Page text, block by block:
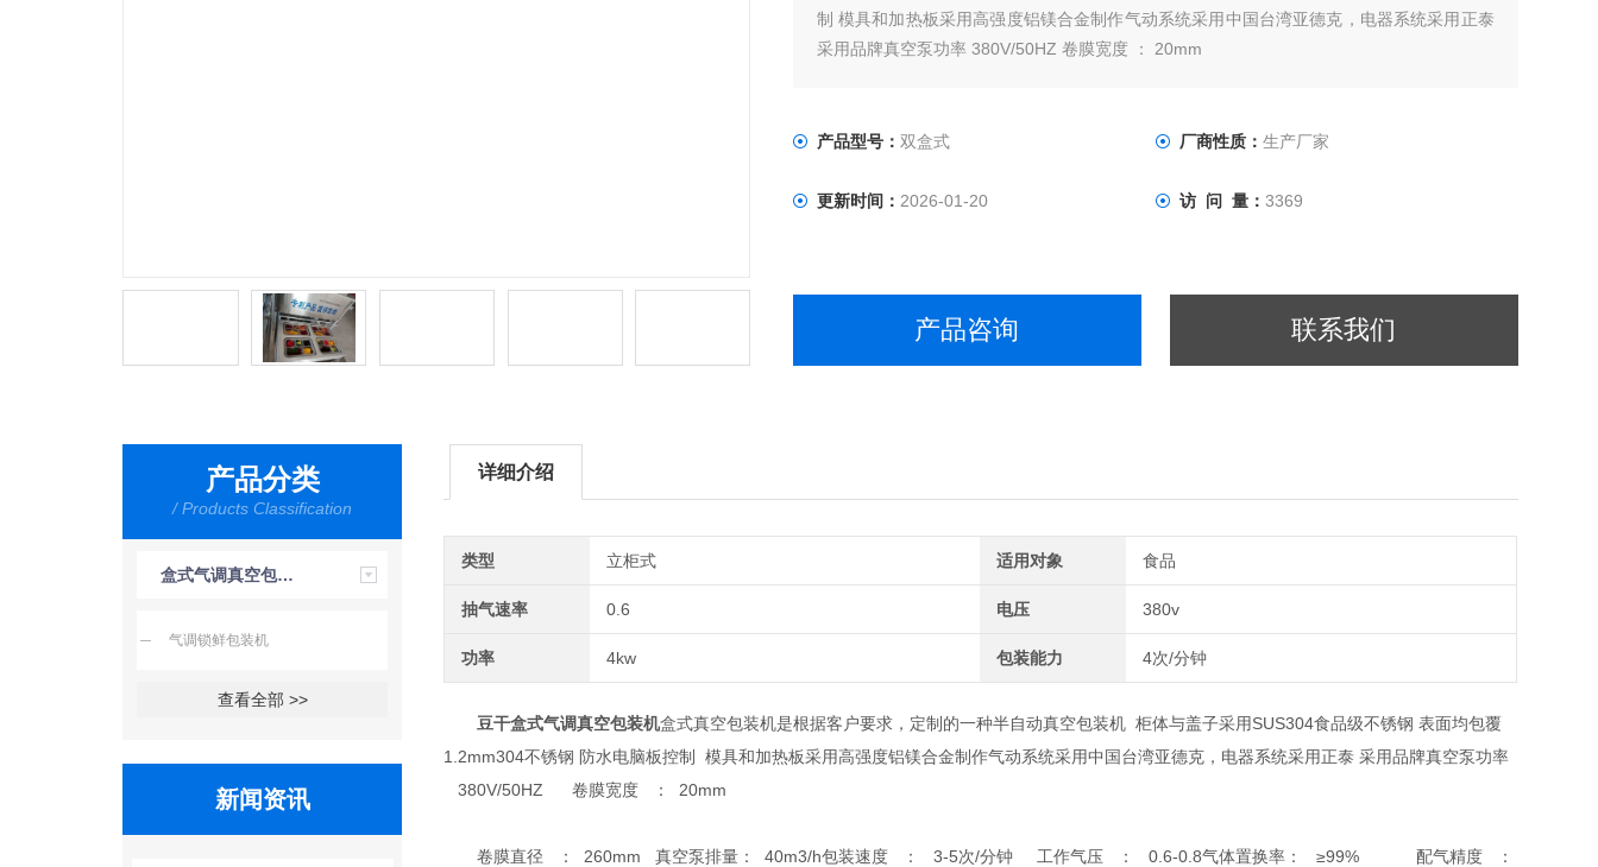
制 模具和加热板采用高强度铝镁合金制作气动系统采用中国台湾亚德克，电器系统采用正泰
采用品牌真空泵功率 380V/50HZ 卷膜宽度 ： 20mm
产品型号： 双盒式 厂商性质： 生产厂家
更新时间： 2026-01-20 访 问 量： 3369
产品咨询 联系我们
产品分类
/ Products Classification
盒式气调真空包装机
气调锁鲜包装机
查看全部 >>
新闻资讯
详细介绍
类型 立柜式 适用对象 食品
抽气速率 0.6 电压 380v
功率 4kw 包装能力 4次/分钟
豆干盒式气调真空包装机盒式真空包装机是根据客户要求，定制的一种半自动真空包装机 柜体与盖子采用SUS304食品级不锈钢 表面均包覆
1.2mm304不锈钢 防水电脑板控制 模具和加热板采用高强度铝镁合金制作气动系统采用中国台湾亚德克，电器系统采用正泰 采用品牌真空泵功率
380V/50HZ 卷膜宽度 ： 20mm
卷膜直径 ： 260mm 真空泵排量： 40m3/h包装速度 ： 3-5次/分钟 工作气压 ： 0.6-0.8气体置换率： ≥99% 配气精度 ：